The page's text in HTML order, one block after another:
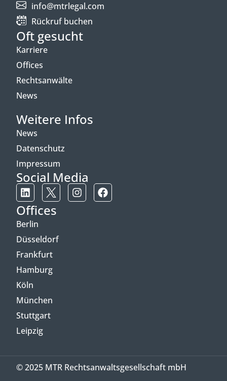
info@mtrlegal.com
Rückruf buchen
Oft gesucht
Karriere
Offices
Rechtsanwälte
News
Weitere Infos
News
Datenschutz
Impressum
Social Media
Offices
Berlin
Düsseldorf
Frankfurt
Hamburg
Köln
München
Stuttgart
Leipzig
© 2025 MTR Rechtsanwaltsgesellschaft mbH